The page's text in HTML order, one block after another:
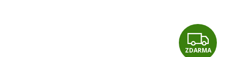
Z
ZDARMA